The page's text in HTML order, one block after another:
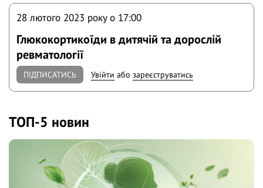
28 лютого 2023 року o 17:00
Глюкокортикоїди в дитячій та дорослій
ревматології
ПІДПИСАТИСЬ Увійти абозареєструватись
ТОП-5 новин